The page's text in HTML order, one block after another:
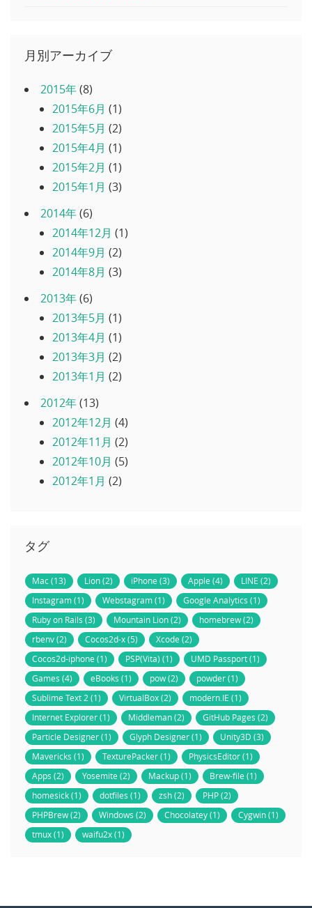
月別アーカイブ
2015年(8)
2015年6月 (1)
2015年5月 (2)
2015年4月 (1)
2015年2月 (1)
2015年1月 (3)
2014年(6)
2014年12月 (1)
2014年9月 (2)
2014年8月 (3)
2013年(6)
2013年5月 (1)
2013年4月 (1)
2013年3月 (2)
2013年1月 (2)
2012年(13)
2012年12月 (4)
2012年11月 (2)
2012年10月 (5)
2012年1月 (2)
タグ
Mac (13) Lion (2) iPhone (3) Apple (4)
LINE (2)
Instagram (1)
Webstagram (1)
Google Analytics (1)
Ruby on Rails (3)
Mountain Lion (2)
homebrew (2)
rbenv (2)
Cocos2d-x (5)
Xcode (2)
Cocos2d-iphone (1)
PSP(Vita) (1)
UMD Passport (1)
Games (4)
eBooks (1) pow (2)
powder (1)
Sublime Text 2 (1)
VirtualBox (2)
modern.IE (1)
Internet Explorer (1)
Middleman (2)
GitHub Pages (2)
Particle Designer (1)
Glyph Designer (1)
Unity3D (3)
Mavericks (1)
TexturePacker (1)
PhysicsEditor (1)
Apps (2)
Yosemite (2) Mackup (1)
Brew-file (1)
homesick (1)
dotfiles (1) zsh (2)
PHP (2)
PHPBrew (2)
Windows (2) Chocolatey (1)
Cygwin (1)
tmux (1)
waifu2x (1)